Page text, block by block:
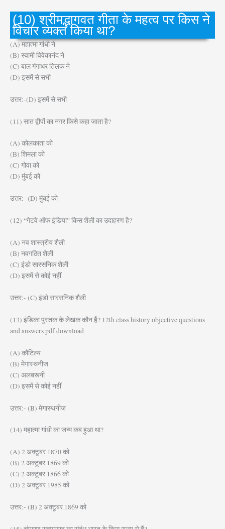
(10) श्रीमद्भागवत गीता के महत्व पर किस ने
विचार व्यक्त किया था?
(A) महात्मा गांधी ने
(B) स्वामी विवेकानंद ने
(C) बाल गंगाधर तिलक ने
(D) इसमें से सभी
उत्तर:-(D) इसमें से सभी
(11) सात द्वीपों का नगर किसे कहा जाता है?
(A) कोलकाता को
(B) शिमला को
(C) गोवा को
(D) मुंबई को
उत्तर:- (D) मुंबई को
(12) “गेटवे ऑफ इंडिया” किस शैली का उदाहरण है?
(A) नव शास्त्रीय शैली
(B) नवगठित शैली
(C) इंडो सारसनिक शैली
(D) इसमें से कोई नहीं
उत्तर:- (C) इंडो सारसनिक शैली
(13) इंडिका पुस्तक के लेखक कौन हैं? 12th class history objective questions
and answers pdf download
(A) कौटिल्य
(B) मेगास्थनीज
(C) अलबरूनी
(D) इसमें से कोई नहीं
उत्तर:- (B) मेगास्थनीज
(14) महात्मा गांधी का जन्म कब हुआ था?
(A) 2 अक्टूबर 1870 को
(B) 2 अक्टूबर 1869 को
(C) 2 अक्टूबर 1866 को
(D) 2 अक्टूबर 1985 को
उत्तर:- (B) 2 अक्टूबर 1869 को